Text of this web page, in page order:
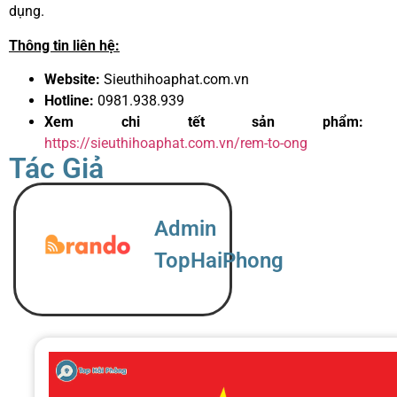
dụng.
Thông tin liên hệ:
Website: Sieuthihoaphat.com.vn
Hotline: 0981.938.939
Xem chi tết sản phẩm:
https://sieuthihoaphat.com.vn/rem-to-ong
Tác Giả
Admin
TopHaiPhong